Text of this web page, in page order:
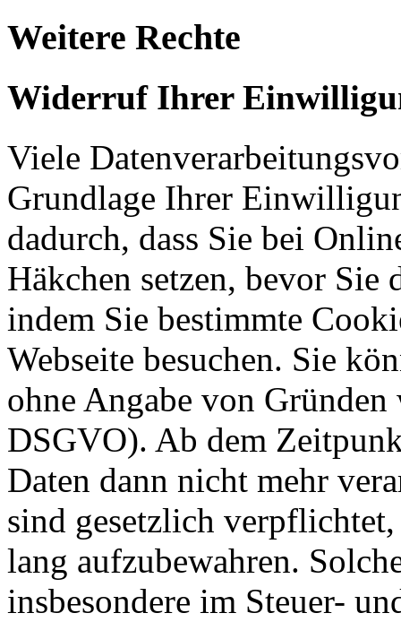
Weitere Rechte
Widerruf Ihrer
Viele
Grundlage Ihrer
dadurch, dass Sie bei
Häkchen setzen, bevor Sie
indem Sie bestimmte
Webseite besuchen. Sie
ohne Angabe von
DSGVO). Ab dem
Daten dann nicht mehr
sind gesetzlich
lang aufzubewahren.
insbesondere im Steuer-